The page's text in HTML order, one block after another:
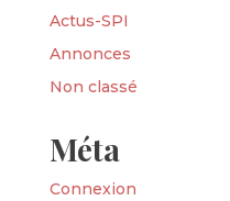
Actus-SPI
Annonces
Non classé
Méta
Connexion